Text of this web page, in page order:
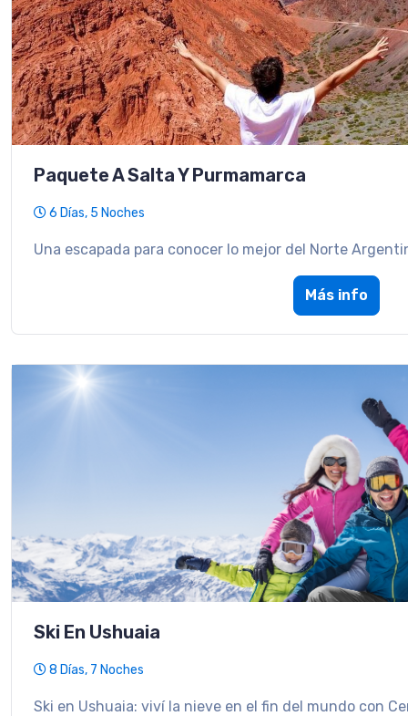
Paquete A Salta Y Purmamarca
6 Días, 5 Noches
Una escapada para conocer lo mejor del Norte
Más info
Ski En Ushuaia
8 Días, 7 Noches
Ski en Ushuaia: viví la nieve en el fin del mundo con